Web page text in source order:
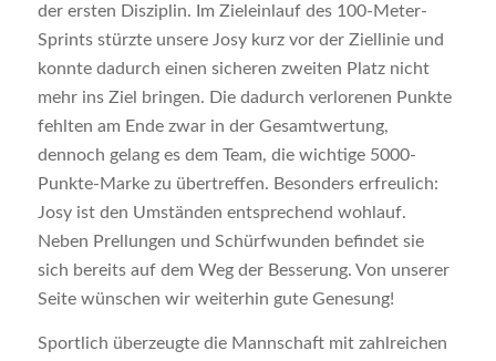
der ersten Disziplin. Im Zieleinlauf des 100-Meter-
Sprints stürzte unsere Josy kurz vor der Ziellinie und
konnte dadurch einen sicheren zweiten Platz nicht
mehr ins Ziel bringen. Die dadurch verlorenen Punkte
fehlten am Ende zwar in der Gesamtwertung,
dennoch gelang es dem Team, die wichtige 5000-
Punkte-Marke zu übertreffen. Besonders erfreulich:
Josy ist den Umständen entsprechend wohlauf.
Neben Prellungen und Schürfwunden befindet sie
sich bereits auf dem Weg der Besserung. Von unserer
Seite wünschen wir weiterhin gute Genesung!
Sportlich überzeugte die Mannschaft mit zahlreichen